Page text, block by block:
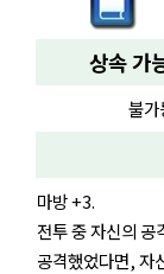
상속 가
불가
마방 +3.
전투 중 자신의
공격했었다면, 자